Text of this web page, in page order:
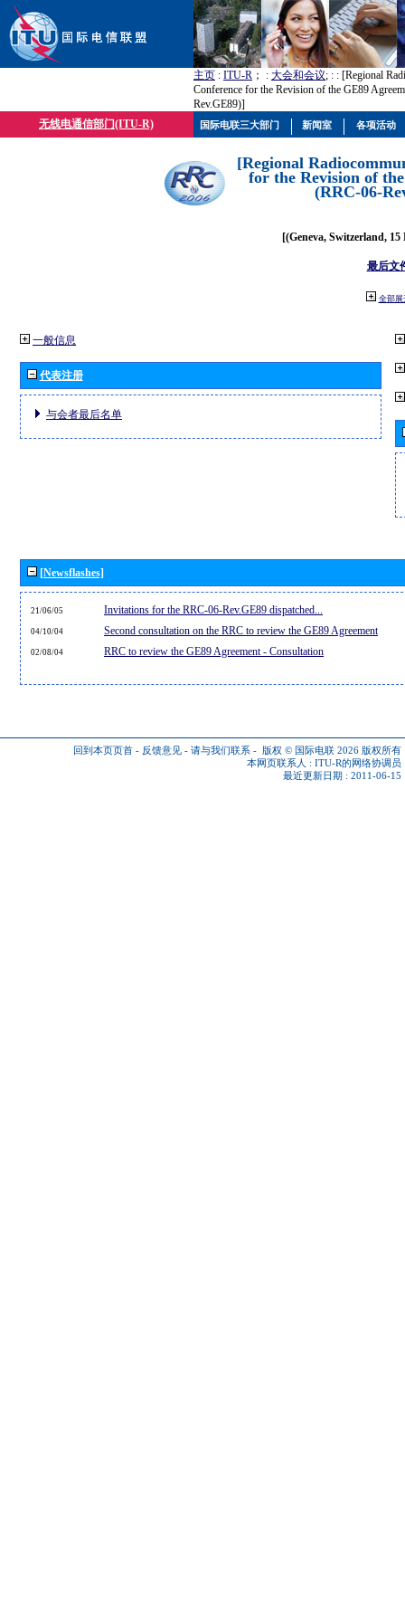
主页 : ITU-R ； : 大会和会议; : : [Regional
Conference for the Revision of the GE89
Rev.GE89)]
无线电通信部门(ITU-R)
[Regional
for the Revision of
(RRC-06-
[(Geneva, Switzerland, 15
最后文
全部展
一般信息
代表注册
与会者最后名单
[Newsflashes]
21/06/05 Invitations for the RRC-06-Rev.GE89 dispatched...
04/10/04 Second consultation on the RRC to review the GE89 Agreement
02/08/04 RRC to review the GE89 Agreement - Consultation
回到本页页首 - 反馈意见 - 请与我们联系 - 版权 © 国际电联 2026 版权所有
本网页联系人 : ITU-R的网络协调员
最近更新日期 : 2011-06-15
国际电联三大部门 新闻室 各项活动